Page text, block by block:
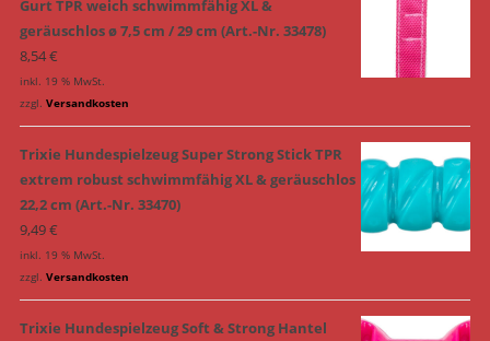
Gurt TPR weich schwimmfähig XL &
geräuschlos ø 7,5 cm / 29 cm (Art.-Nr. 33478)
8,54€
inkl. 19 % MwSt.
zzgl. Versandkosten
Trixie Hundespielzeug Super Strong Stick TPR
extrem robust schwimmfähig XL & geräuschlos
22,2 cm (Art.-Nr. 33470)
9,49€
inkl. 19 % MwSt.
zzgl. Versandkosten
Trixie Hundespielzeug Soft & Strong Hantel